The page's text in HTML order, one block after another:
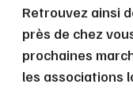
Retrouvez ainsi
près de chez
prochaines
les associations